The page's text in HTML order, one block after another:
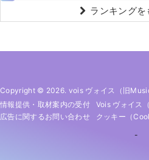
ランキングを
Copyright © 2026. vois ヴォイス（旧
情報提供・取材案内の受付
Vois ヴォイス
広告に関するお問い合わせ
クッキー（
-